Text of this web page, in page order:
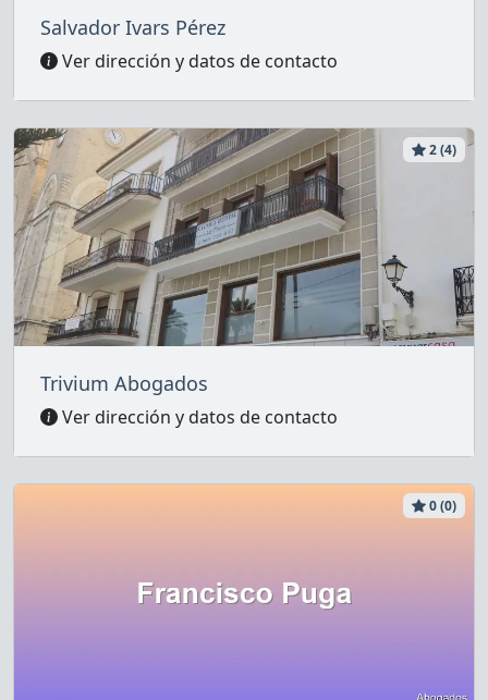
Salvador Ivars Pérez
Ver dirección y datos de contacto
2 (4)
Trivium Abogados
Ver dirección y datos de contacto
0 (0)